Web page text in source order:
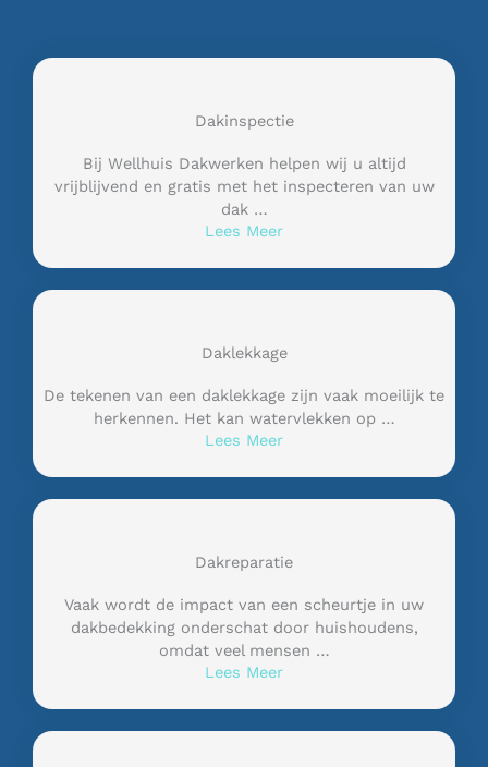
Dakinspectie
Bij Wellhuis Dakwerken helpen wij u altijd
vrijblijvend en gratis met het inspecteren van uw
dak …
Lees Meer
Daklekkage
De tekenen van een daklekkage zijn vaak moeilijk te
herkennen. Het kan watervlekken op …
Lees Meer
Dakreparatie
Vaak wordt de impact van een scheurtje in uw
dakbedekking onderschat door huishoudens,
omdat veel mensen …
Lees Meer